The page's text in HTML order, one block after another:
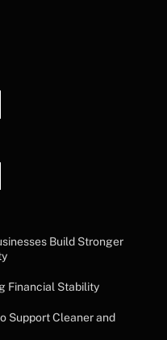
Build Stronger
Financial Stability
Support Cleaner and